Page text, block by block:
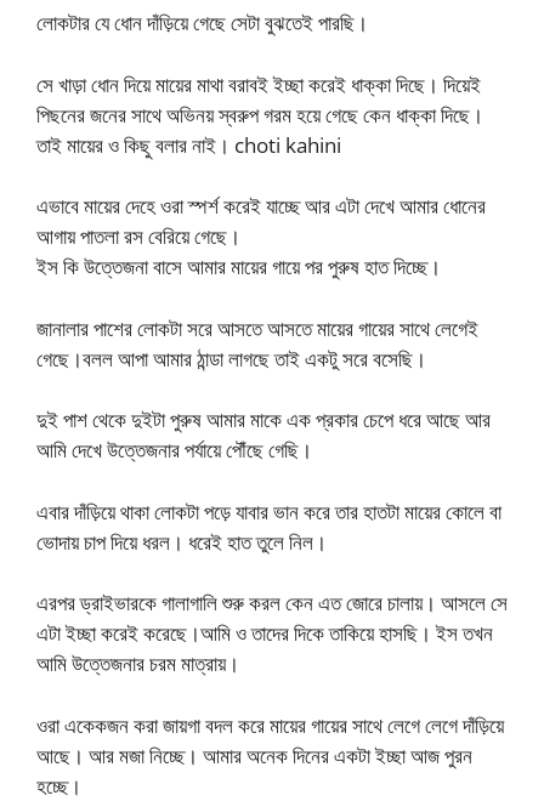
লোকটার যে ধোন দাঁড়িয়ে গেছে সেটা বুঝতেই পারছি।
সে খাড়া ধোন দিয়ে মায়ের মাথা বরাবই ইচ্ছা করেই ধাক্কা দিছে। দিয়েই
পিছনের জনের সাথে অভিনয় স্বরুপ গরম হয়ে গেছে কেন ধাক্কা দিছে।
তাই মায়ের ও কিছু বলার নাই। choti kahini
এভাবে মায়ের দেহে ওরা স্পর্শ করেই যাচ্ছে আর এটা দেখে আমার ধোনের
আগায় পাতলা রস বেরিয়ে গেছে।
ইস কি উত্তেজনা বাসে আমার মায়ের গায়ে পর পুরুষ হাত দিচ্ছে।
জানালার পাশের লোকটা সরে আসতে আসতে মায়ের গায়ের সাথে লেগেই
গেছে।বলল আপা আমার ঠান্ডা লাগছে তাই একটু সরে বসেছি।
দুই পাশ থেকে দুইটা পুরুষ আমার মাকে এক প্রকার চেপে ধরে আছে আর
আমি দেখে উত্তেজনার পর্যায়ে পৌঁছে গেছি।
এবার দাঁড়িয়ে থাকা লোকটা পড়ে যাবার ভান করে তার হাতটা মায়ের কোলে বা
ভোদায় চাপ দিয়ে ধরল। ধরেই হাত তুলে নিল।
এরপর ড্রাইভারকে গালাগালি শুরু করল কেন এত জোরে চালায়। আসলে সে
এটা ইচ্ছা করেই করেছে।আমি ও তাদের দিকে তাকিয়ে হাসছি। ইস তখন
আমি উত্তেজনার চরম মাত্রায়।
ওরা একেকজন করা জায়গা বদল করে মায়ের গায়ের সাথে লেগে লেগে দাঁড়িয়ে
আছে। আর মজা নিচ্ছে। আমার অনেক দিনের একটা ইচ্ছা আজ পুরন
হচ্ছে।